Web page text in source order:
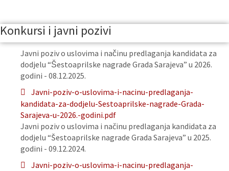
Konkursi i javni pozivi
Javni poziv o uslovima i načinu predlaganja kandidata za
dodjelu “Šestoaprilske nagrade Grada Sarajeva” u 2026.
godini - 08.12.2025.
Javni-poziv-o-uslovima-i-nacinu-predlaganja-
kandidata-za-dodjelu-Sestoaprilske-nagrade-Grada-
Sarajeva-u-2026.-godini.pdf
Javni poziv o uslovima i načinu predlaganja kandidata za
dodjelu “Šestoaprilske nagrade Grada Sarajeva” u 2025.
godini - 09.12.2024.
Javni-poziv-o-uslovima-i-nacinu-predlaganja-